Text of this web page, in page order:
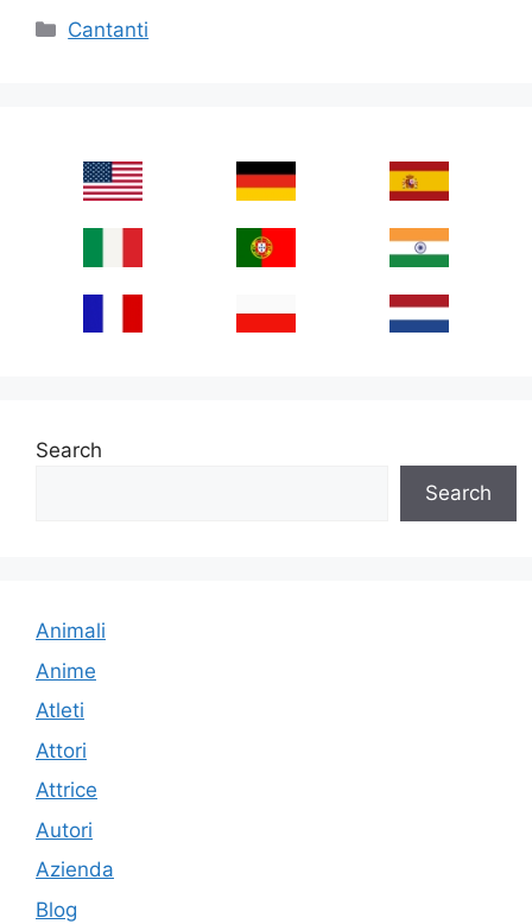
Categories
Cantanti
Search
Search
Animali
Anime
Atleti
Attori
Attrice
Autori
Azienda
Blog